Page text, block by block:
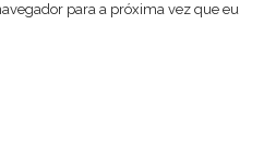
para a próxima vez que eu